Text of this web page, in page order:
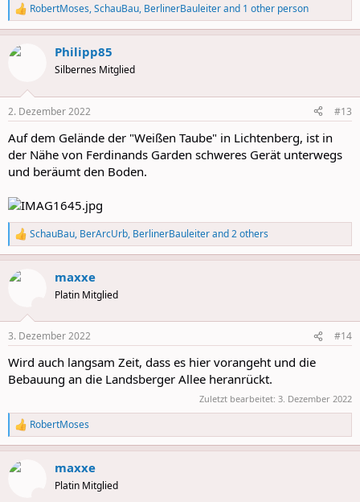
R
e
a
c
s
RobertMoses,SchauBau, BerlinerBauleiterand 1 other person
Philipp85
Silbernes Mitglied
2. Dezember 2022 #13
Auf dem Gelände der "Weißen Taube" in Lichtenberg, ist in
der Nähe von Ferdinands Garden schweres Gerät unterwegs
und beräumt den Boden.
R
e
a
c
s
SchauBau, BerArcUrb, BerlinerBauleiterand 2 others
maxxe
Platin Mitglied
3. Dezember 2022 #14
Wird auch langsam Zeit, dass es hier vorangeht und die
Bebauung an die Landsberger Allee heranrückt.
Zuletzt bearbeitet: 3. Dezember 2022
R
e
a
c
RobertMoses
maxxe
Platin Mitglied